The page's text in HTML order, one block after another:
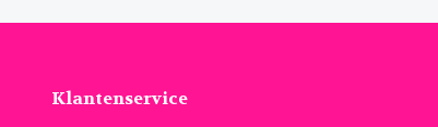
Klantenservice